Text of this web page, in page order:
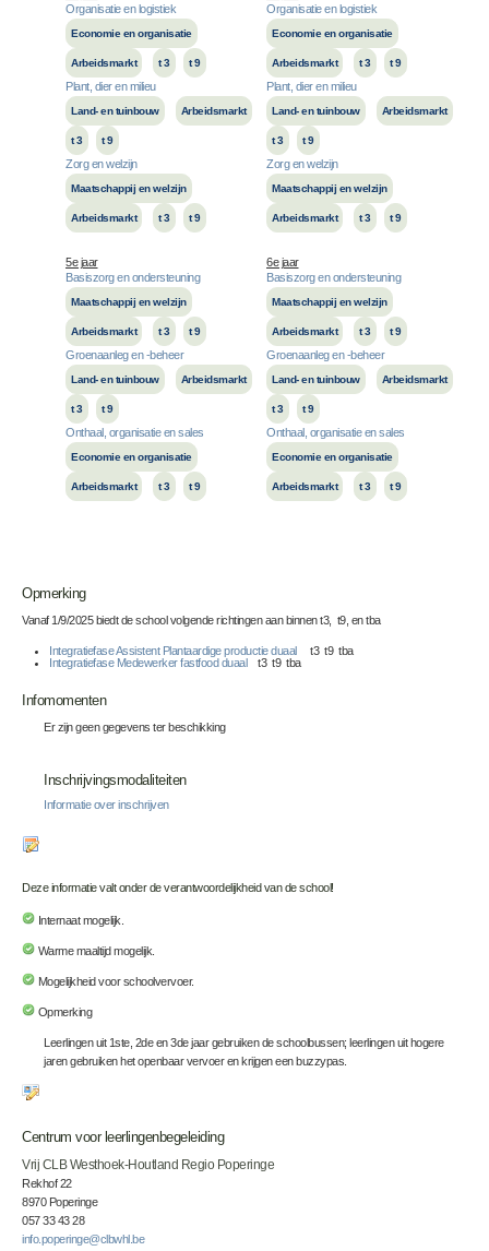
Organisatie en logistiek
Economie en organisatie
Arbeidsmarkt t 3 t 9
Plant, dier en milieu
Land- en tuinbouw Arbeidsmarkt
t 3 t 9
Zorg en welzijn
Maatschappij en welzijn
Arbeidsmarkt t 3 t 9
Organisatie en logistiek
Economie en organisatie
Arbeidsmarkt t 3 t 9
Plant, dier en milieu
Land- en tuinbouw Arbeidsmarkt
t 3 t 9
Zorg en welzijn
Maatschappij en welzijn
Arbeidsmarkt t 3 t 9
5e jaar
6e jaar
Basiszorg en ondersteuning
Maatschappij en welzijn
Arbeidsmarkt t 3 t 9
Groenaanleg en -beheer
Land- en tuinbouw Arbeidsmarkt
t 3 t 9
Onthaal, organisatie en sales
Economie en organisatie
Arbeidsmarkt t 3 t 9
Basiszorg en ondersteuning
Maatschappij en welzijn
Arbeidsmarkt t 3 t 9
Groenaanleg en -beheer
Land- en tuinbouw Arbeidsmarkt
t 3 t 9
Onthaal, organisatie en sales
Economie en organisatie
Arbeidsmarkt t 3 t 9
Opmerking
Vanaf 1/9/2025 biedt de school volgende richtingen aan binnen t3, t9, en tba
Integratiefase Assistent Plantaardige productie duaal
t3 t9 tba
Integratiefase Medewerker fastfood duaal
t3 t9 tba
Infomomenten
Er zijn geen gegevens ter beschikking
Inschrijvingsmodaliteiten
Informatie over inschrijven
Deze informatie valt onder de verantwoordelijkheid van de school!
Internaat mogelijk.
Warme maaltijd mogelijk.
Mogelijkheid voor schoolvervoer.
Opmerking
Leerlingen uit 1ste, 2de en 3de jaar gebruiken de schoolbussen; leerlingen uit hogere
jaren gebruiken het openbaar vervoer en krijgen een buzzypas.
Centrum voor leerlingenbegeleiding
Vrij CLB Westhoek-Houtland Regio Poperinge
Rekhof 22
8970 Poperinge
057 33 43 28
info.poperinge@clbwhl.be